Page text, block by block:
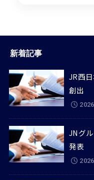
新着記事
JR西
創出
JNグ
発表